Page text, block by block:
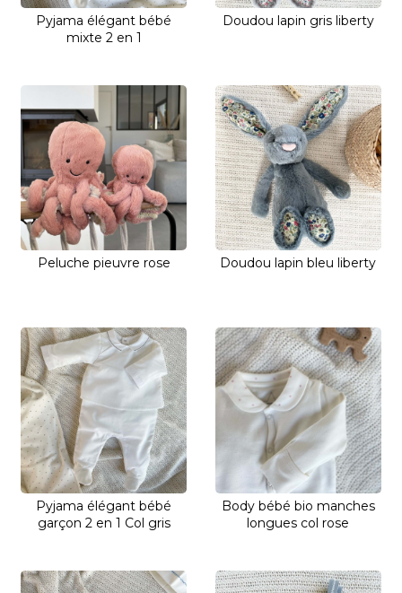
Pyjama élégant bébé
mixte 2 en 1
Doudou lapin gris liberty
Peluche pieuvre rose Doudou lapin bleu liberty
Pyjama élégant bébé
garçon 2 en 1 Col gris
Body bébé bio manches
longues col rose